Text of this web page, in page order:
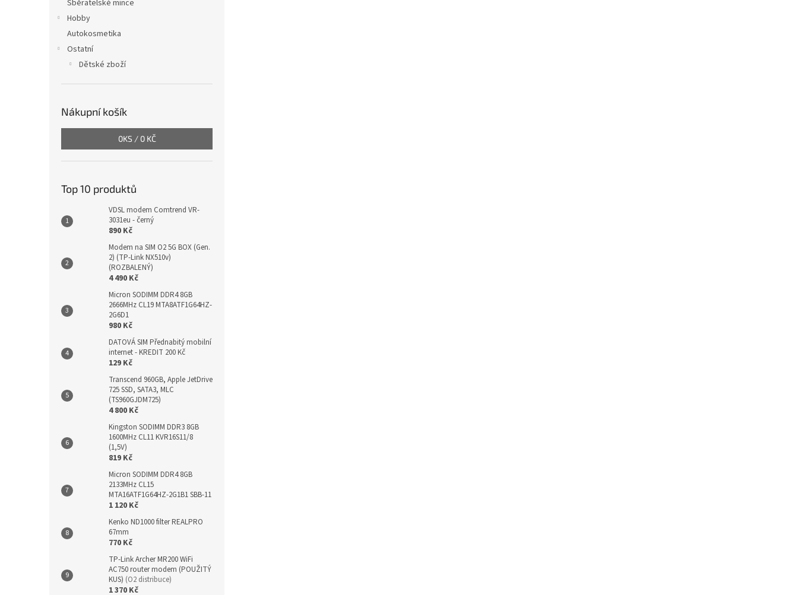
Sběratelské mince
Hobby
Autokosmetika
Ostatní
Dětské zboží
Nákupní košík
0KS / 0 KČ
Top 10 produktů
VDSL modem Comtrend VR-
3031eu - černý
890 Kč
Modem na SIM O2 5G BOX (Gen.
2) (TP-Link NX510v)
(ROZBALENÝ)
4 490 Kč
Micron SODIMM DDR4 8GB
2666MHz CL19 MTA8ATF1G64HZ-
2G6D1
980 Kč
DATOVÁ SIM Přednabitý mobilní
internet - KREDIT 200 Kč
129 Kč
Transcend 960GB, Apple JetDrive
725 SSD, SATA3, MLC
(TS960GJDM725)
4 800 Kč
Kingston SODIMM DDR3 8GB
1600MHz CL11 KVR16S11/8
(1,5V)
819 Kč
Micron SODIMM DDR4 8GB
2133MHz CL15
MTA16ATF1G64HZ-2G1B1 SBB-11
1 120 Kč
Kenko ND1000 filter REALPRO
67mm
770 Kč
TP-Link Archer MR200 WiFi
AC750 router modem (POUŽITÝ
KUS) (O2 distribuce)
1 370 Kč